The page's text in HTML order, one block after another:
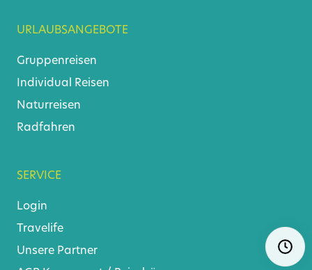
URLAUBSANGEBOTE
Gruppenreisen
Individual Reisen
Naturreisen
Radfahren
SERVICE
Login
Travelife
Unsere Partner
Skip